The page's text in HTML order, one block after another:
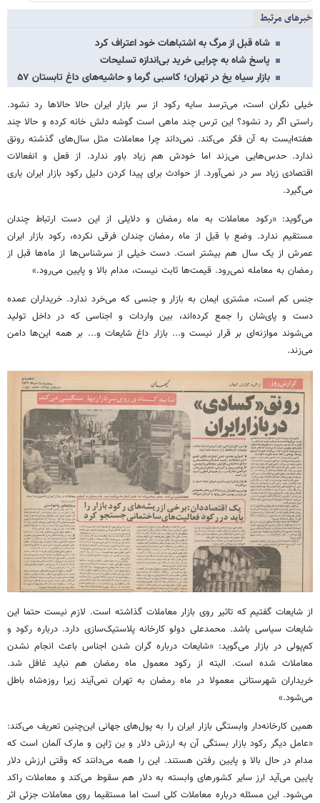
خبرهای مرتبط
شاه قبل از مرگ به اشتباهات خود اعتراف کرد
پاسخ شاه به چرایی خرید بی‌اندازه تسلیحات
بازار سیاه یخ در تهران؛ کاسبی گرما و حاشیه‌های داغ تابستان ۵۷
خیلی نگران است، می‌ترسد سایه رکود از سر بازار ایران حالا حالاها رد نشود.
راستی اگر رد نشود؟ این ترس چند ماهی است گوشه دلش خانه کرده و حالا چند
هفته‌ایست به آن فکر می‌کند. نمی‌داند چرا معاملات مثل سال‌های گذشته رونق
ندارد. حدس‌هایی می‌زند اما خودش هم زیاد باور ندارد. از فعل و انفعالات
اقتصادی زیاد سر در نمی‌آورد. از حوادث برای پیدا کردن دلیل رکود بازار ایران یاری
می‌گیرد.
می‌گوید: «رکود معاملات به ماه رمضان و دلایلی از این دست ارتباط چندان
مستقیم ندارد. وضع با قبل از ماه رمضان چندان فرقی نکرده، رکود بازار ایران
عمرش از یک سال هم بیشتر است. دست خیلی از سرشناس‌ها از ماه‌ها قبل از
رمضان به معامله نمی‌رود. قیمت‌ها ثابت نیست، مدام بالا و پایین می‌رود.»
جنس کم است، مشتری ایمان به بازار و جنسی که می‌خرد ندارد. خریداران عمده
دست و پای‌شان را جمع کرده‌اند، بین واردات و اجناسی که در داخل تولید
می‌شوند موازنه‌ای بر قرار نیست و... بازار داغ شایعات و... بر همه این‌ها دامن
می‌زند.
از شایعات گفتیم که تاثیر روی بازار معاملات گذاشته است. لازم نیست حتما این
شایعات سیاسی باشد. محمدعلی دولو کارخانه پلاستیک‌سازی دارد. درباره رکود و
کم‌پولی در بازار می‌گوید: «شایعات درباره گران شدن اجناس باعث انجام نشدن
معاملات شده است. البته از رکود معمول ماه رمضان هم نباید غافل شد.
خریداران شهرستانی معمولا در ماه رمضان به تهران نمی‌آیند زیرا روزه‌شاه باطل
می‌شود.»
همین کارخانه‌دار وابستگی بازار ایران را به پول‌های جهانی این‌چنین تعریف می‌کند:
«عامل دیگر رکود بازار بستگی آن به ارزش دلار و ین ژاپن و مارک آلمان است که
مدام در حال بالا و پایین رفتن هستند. این را همه می‌دانند که وقتی ارزش دلار
پایین می‌آید ارز سایر کشورهای وابسته به دلار هم سقوط می‌کند و معاملات راکد
می‌شود. این مسئله درباره معاملات کلی است اما مستقیما روی معاملات جزئی اثر